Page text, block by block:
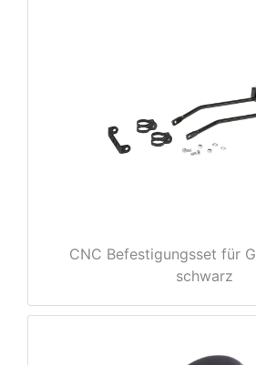
CNC Befestigungsset für
schwarz